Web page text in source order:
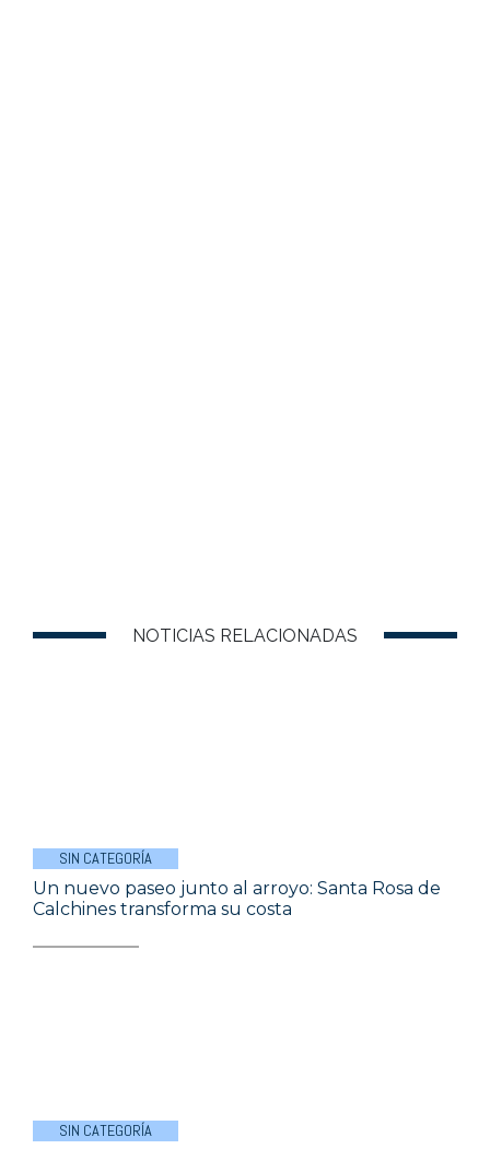
NOTICIAS RELACIONADAS
SIN CATEGORÍA
Un nuevo paseo junto al arroyo: Santa Rosa de
Calchines transforma su costa
SIN CATEGORÍA